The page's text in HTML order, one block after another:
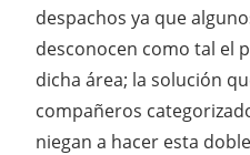
despachos ya que
desconocen como tal el
dicha área; la solución
compañeros
niegan a hacer esta